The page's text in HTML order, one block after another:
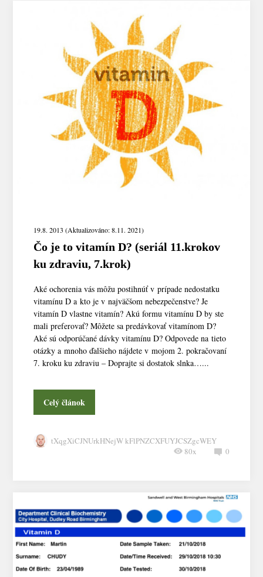
19.8. 2013 (Aktualizováno: 8.11. 2021)
Čo je to vitamín D? (seriál 11.krokov
ku zdraviu, 7.krok)
Aké ochorenia vás môžu postihnúť v prípade nedostatku
vitamínu D a kto je v najväčšom nebezpečenstve? Je
vitamín D vlastne vitamín? Akú formu vitamínu D by ste
mali preferovať? Môžete sa predávkovať vitamínom D?
Aké sú odporúčané dávky vitamínu D? Odpovede na tieto
otázky a mnoho ďalšieho nájdete v mojom 2. pokračovaní
7. kroku ku zdraviu – Doprajte si dostatok slnka…...
Celý článok
tXqgXiCJNUrkHNejW kFlPNZCXFUYJCSZgcWEY
0
80x